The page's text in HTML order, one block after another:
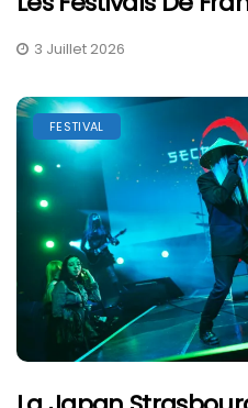
3 Juillet 2026
FESTIVAL